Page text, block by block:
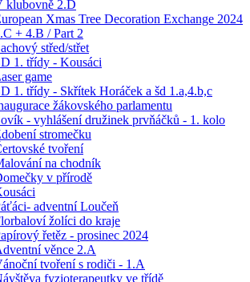
klubovně 2.D
Xmas Tree Decoration Exchange 2024
+ 4.B / Part 2
střed/střet
1. třídy - Kousáci
game
1. třídy - Skřítek Horáček a šd 1.a,4.b,c
žákovského parlamentu
- vyhlášení družinek prvňáčků - 1. kolo
stromečku
tvoření
na chodník
v přírodě
adventní Loučeň
žolíci do kraje
řetěz - prosinec 2024
věnce 2.A
tvoření s rodiči - 1.A
fyzioterapeutky ve třídě